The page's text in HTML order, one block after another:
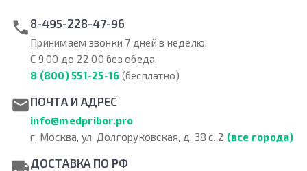
8-495-228-47-96
Принимаем звонки 7 дней в неделю.
С 9.00 до 22.00 без обеда.
8 (800) 551-25-16 (бесплатно)
ПОЧТА И АДРЕС
info@medpribor.pro
г. Москва, ул. Долгоруковская, д. 38 с. 2 (все города)
ДОСТАВКА ПО РФ